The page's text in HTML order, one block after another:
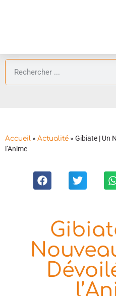
Accueil » Actualité » Gibiate | Un
l’Anime